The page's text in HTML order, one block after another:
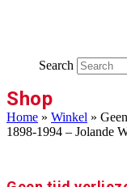
Search
Shop
Home » Winkel »
1898-1994 – Jolande